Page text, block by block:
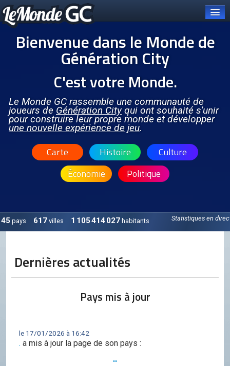
Connexion
Carte et pays
Organisations
À PROPOS DE L'OCGC
Présentation de l'OCGC
ORGANES DE L'OCGC
Conseil de l'OCGC
Histoire
Bienvenue dans le Monde de
Génération City
C'est votre Monde.
Le Monde GC rassemble une communauté de
joueurs de Génération Cityqui ont souhaité s'unir
pour construire leur propre monde et développer
une nouvelle expérience de jeu.
Carte Histoire
Culture
Économie
Politique
Statistiques en
45 pays 617 villes 1 105 414 027 habitants
Dernières actualités
Pays mis à jour
le 17/01/2026 à 16:42
. a mis à jour la page de son pays :
..